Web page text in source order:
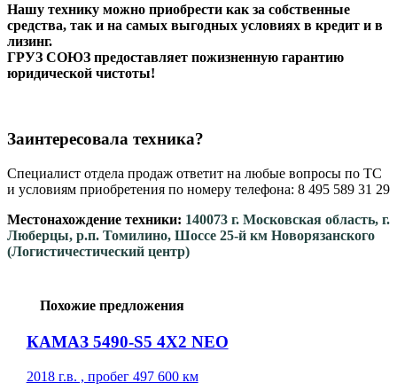
Нашу технику можно приобрести как за собственные
средства, так и на самых выгодных условиях в кредит и в
лизинг.
ГРУЗ СОЮЗ предоставляет пожизненную гарантию
юридической чистоты!
Заинтересовала техника?
Специалист отдела продаж ответит на любые вопросы по ТС
и условиям приобретения по номеру телефона: 8 495 589 31 29
Местонахождение техники: 140073 г. Московская область, г.
Люберцы, р.п. Томилино, Шоссе 25-й км Новорязанского
(Логистичестический центр)
Похожие предложения
КАМАЗ 5490-S5 4Х2 NEO
2018 г.в. , пробег 497 600 км